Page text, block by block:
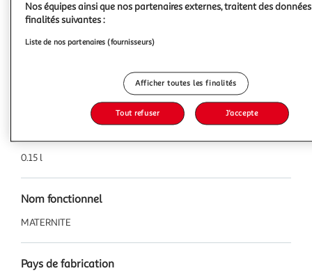
0.15 l
Nom fonctionnel
MATERNITE
Pays de fabrication
Nos équipes ainsi que nos partenaires externes, traitent des
finalités suivantes :
Liste de nos partenaires (fournisseurs)
Afficher toutes les finalités
Tout refuser J'accepte